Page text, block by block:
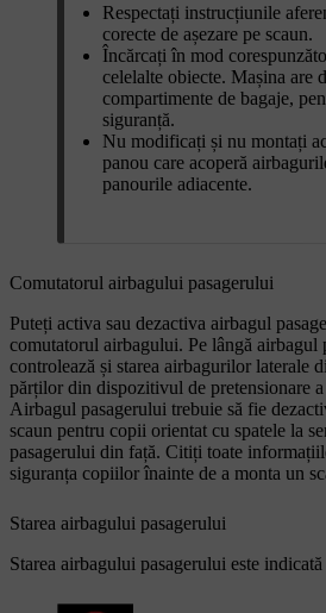
Respectați instrucțiunile
corecte de așezare pe scaun.
Încărcați în mod
celelalte obiecte. Mașina are
compartimente de bagaje,
siguranță.
Nu modificați și nu montați
panou care acoperă
panourile adiacente.
Comutatorul airbagului pasagerului
Puteți activa sau dezactiva airbagul
comutatorul airbagului. Pe lângă airbagul
controlează și starea airbagurilor laterale
părților din dispozitivul de pretensionare
Airbagul pasagerului trebuie să fie
scaun pentru copii orientat cu spatele la
pasagerului din față. Citiți toate
siguranța copiilor înainte de a monta un
Starea airbagului pasagerului
Starea airbagului pasagerului este